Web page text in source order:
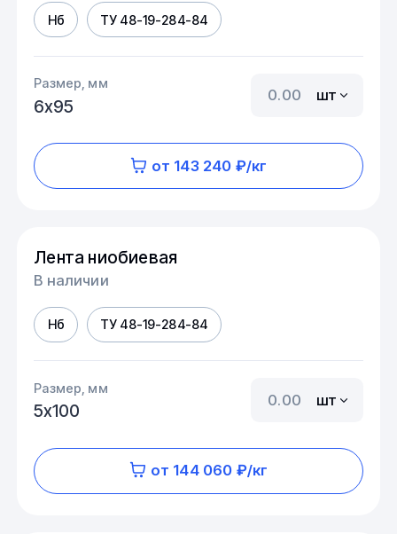
Нб ТУ 48-19-284-84
Размер, мм
6х95
шт
от 143 240 ₽/кг
Лента ниобиевая
В наличии
Нб ТУ 48-19-284-84
Размер, мм
5х100
шт
от 144 060 ₽/кг